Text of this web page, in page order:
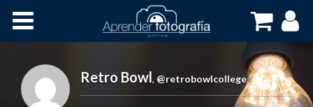
Cursos OnLine
Retro Bowl, @retrobowlcollege